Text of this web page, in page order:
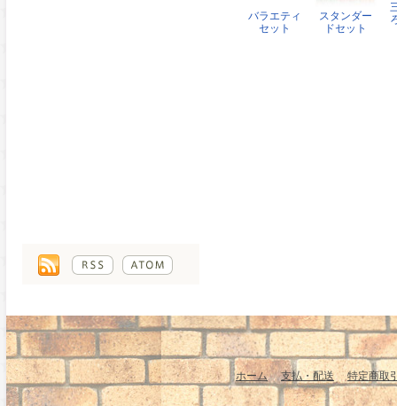
バラエティ
セット
スタンダー
ドセット
ホーム 支払・配送 特定商取